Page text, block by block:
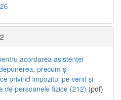
acordarea asistenței
precum și
privind impozitul pe venit și
de persoanele fizice (212) (pdf)